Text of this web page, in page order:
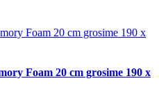
Foam 20 cm grosime 190 x